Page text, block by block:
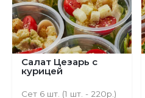
Салат Цезарь с
курицей
Сет 6 шт. (1 шт. - 220р.)